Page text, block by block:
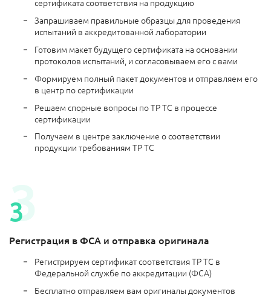
сертификата соответствия на продукцию
Запрашиваем правильные образцы для проведения
испытаний в аккредитованной лаборатории
Готовим макет будущего сертификата на основании
протоколов испытаний, и согласовываем его с вами
Формируем полный пакет документов и отправляем его
в центр по сертификации
Решаем спорные вопросы по ТР ТС в процессе
сертификации
Получаем в центре заключение о соответствии
продукции требованиям ТР ТС
Регистрация в ФСА и отправка оригинала
Регистрируем сертификат соответствия ТР ТС в
Федеральной службе по аккредитации (ФСА)
Бесплатно отправляем вам оригиналы документов